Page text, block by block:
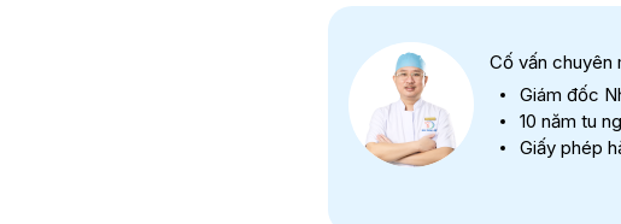
Cố vấn chuyên
Giám đốc
10 năm tu
Giấy phép